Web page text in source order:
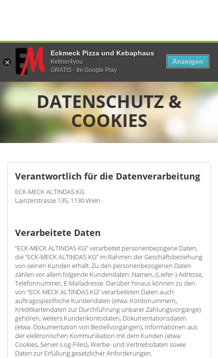
DATENSCHUTZ &
COOKIES
Verantwortlich für die Datenverarbeitung
ECK-MECK ALTINDAS KG
Lainzerstrasse 135, 1130 Wien
Verarbeitete Daten
“ECK-MECK ALTINDAS KG” verarbeitet personenbezogene Daten,
die “ECK-MECK ALTINDAS KG” im Rahmen der Geschäftsbeziehung
von seinen Kunden erhält. Zu den personenbezogenen Daten
zählen vor allem folgende Kundendaten: Namen, (Liefer-) Adresse,
Telefonnummer, E-Mailadresse. Darüber hinaus können zu den
von “ECK-MECK ALTINDAS KG” verarbeiteten Daten auch
auftragsspezifische Kundendaten (etwa: Kontonummern,
Kreditkartendaten zur Durchführung unbarer Zahlungsvorgänge)
gehören, weiters Kundenkontodaten, Dokumentationsdaten
(etwa: Dokumentation von Bestellvorgängen), Informationen aus
der elektronischen Kommunikation mit dem Kunden (etwa:
Cookies, Server-Log-Files), Werbe- und Vertriebsdaten sowie
Daten zur Erfüllung gesetzlicher Anforderungen.
Eckmeck Pizza und Kebaphaus
Kellner4you
GRATIS - Im Google Play
Anzeigen